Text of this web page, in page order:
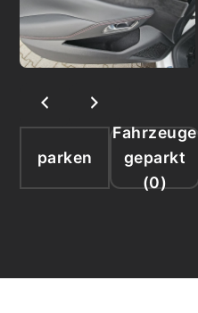
parken
Fahrzeuge
geparkt
(0)